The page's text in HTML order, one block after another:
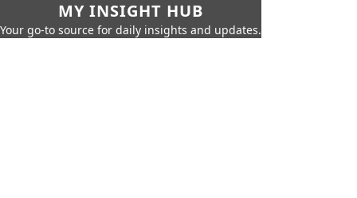
MY INSIGHT HUB
Your go-to source for daily insights and updates.